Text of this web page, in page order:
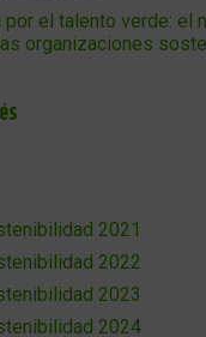
por el talento verde: el
organizaciones
2021
2022
2023
2024